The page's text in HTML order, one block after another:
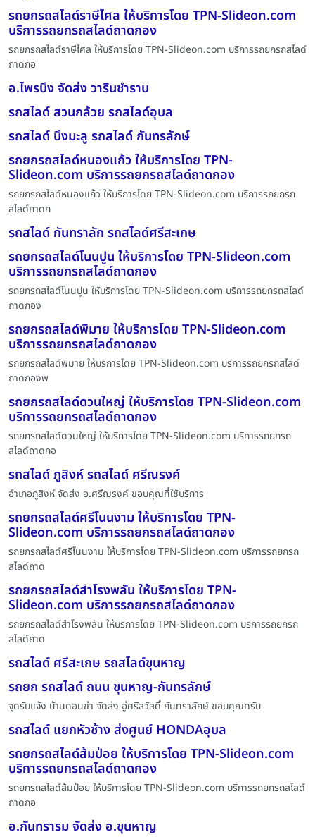
รถยกรถสไลด์ราษีไศล ให้บริการโดย TPN-Slideon.com
บริการรถยกรถสไลด์ถาดกอง
รถยกรถสไลด์ราษีไศล ให้บริการโดย TPN-Slideon.com บริการรถยกรถสไลด์
ถาดกอ
อ.ไพรบึง จัดส่ง วารินชำราบ
รถสไลด์ สวนกล้วย รถสไลด์อุบล
รถสไลด์ บึงมะลู รถสไลด์ กันทรลักษ์
รถยกรถสไลด์หนองแก้ว ให้บริการโดย TPN-
Slideon.com บริการรถยกรถสไลด์ถาดกอง
รถยกรถสไลด์หนองแก้ว ให้บริการโดย TPN-Slideon.com บริการรถยกรถ
สไลด์ถาดก
รถสไลด์ กันทราลัก รถสไลด์ศรีสะเกษ
รถยกรถสไลด์โนนปูน ให้บริการโดย TPN-Slideon.com
บริการรถยกรถสไลด์ถาดกอง
รถยกรถสไลด์โนนปูน ให้บริการโดย TPN-Slideon.com บริการรถยกรถสไลด์
ถาดกอง
รถยกรถสไลด์พิมาย ให้บริการโดย TPN-Slideon.com
บริการรถยกรถสไลด์ถาดกอง
รถยกรถสไลด์พิมาย ให้บริการโดย TPN-Slideon.com บริการรถยกรถสไลด์
ถาดกองพ
รถยกรถสไลด์ดวนใหญ่ ให้บริการโดย TPN-Slideon.com
บริการรถยกรถสไลด์ถาดกอง
รถยกรถสไลด์ดวนใหญ่ ให้บริการโดย TPN-Slideon.com บริการรถยกรถ
สไลด์ถาดกอ
รถสไลด์ ภูสิงห์ รถสไลด์ ศรีณรงค์
อำเภอภูสิงห์ จัดส่ง อ.ศรีฌรงค์ ขอบคุณที่ใช้บริการ
รถยกรถสไลด์ศรีโนนงาม ให้บริการโดย TPN-
Slideon.com บริการรถยกรถสไลด์ถาดกอง
รถยกรถสไลด์ศรีโนนงาม ให้บริการโดย TPN-Slideon.com บริการรถยกรถ
สไลด์ถาด
รถยกรถสไลด์สำโรงพลัน ให้บริการโดย TPN-
Slideon.com บริการรถยกรถสไลด์ถาดกอง
รถยกรถสไลด์สำโรงพลัน ให้บริการโดย TPN-Slideon.com บริการรถยกรถ
สไลด์ถาด
รถสไลด์ ศรีสะเกษ รถสไลด์ขุนหาญ
รถยก รถสไลด์ ถนน ขุนหาญ-กันทรลักษ์
จุดรับแจ้ง บ้านดอนข่า จัดส่ง อู่ศรีสวัสดิ์ กันทราลักษ์ ขอบคุณครับ
รถสไลด์ แยกหัวช้าง ส่งศูนย์ HONDAอุบล
รถยกรถสไลด์ส้มป่อย ให้บริการโดย TPN-Slideon.com
บริการรถยกรถสไลด์ถาดกอง
รถยกรถสไลด์ส้มป่อย ให้บริการโดย TPN-Slideon.com บริการรถยกรถสไลด์
ถาดกอ
อ.กันทรารม จัดส่ง อ.ขุนหาญ